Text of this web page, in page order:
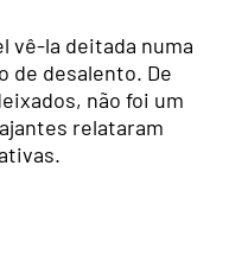
vê-la deitada numa
de desalento. De
não foi um
relataram